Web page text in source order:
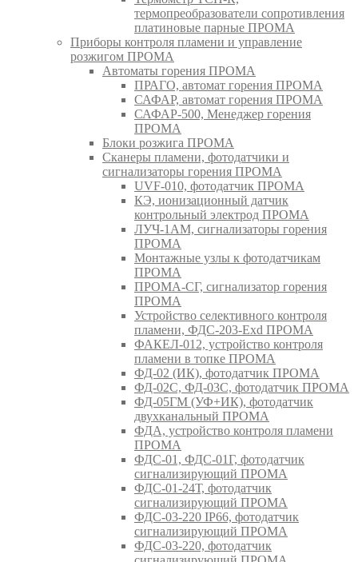
термопреобразователи сопротивления
платиновые парные ПРОМА
Приборы контроля пламени и управление
розжигом ПРОМА
Автоматы горения ПРОМА
ПРАГО, автомат горения ПРОМА
САФАР, автомат горения ПРОМА
САФАР-500, Менеджер горения
ПРОМА
Блоки розжига ПРОМА
Сканеры пламени, фотодатчики и
сигнализаторы горения ПРОМА
UVF-010, фотодатчик ПРОМА
КЭ, ионизационный датчик
контрольный электрод ПРОМА
ЛУЧ-1АМ, сигнализаторы горения
ПРОМА
Монтажные узлы к фотодатчикам
ПРОМА
ПРОМА-СГ, сигнализатор горения
ПРОМА
Устройство селективного контроля
пламени, ФДС-203-Exd ПРОМА
ФАКЕЛ-012, устройство контроля
пламени в топке ПРОМА
ФД-02 (ИК), фотодатчик ПРОМА
ФД-02С, ФД-03С, фотодатчик ПРОМА
ФД-05ГМ (УФ+ИК), фотодатчик
двухканальный ПРОМА
ФДА, устройство контроля пламени
ПРОМА
ФДС-01, ФДС-01Г, фотодатчик
сигнализирующий ПРОМА
ФДС-01-24Т, фотодатчик
сигнализирующий ПРОМА
ФДС-03-220 IP66, фотодатчик
сигнализирующий ПРОМА
ФДС-03-220, фотодатчик